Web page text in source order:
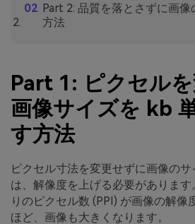
Part 2: 品質を落とさずに画
方法
Part 1: ピクセル
画像サイズを kb
す方法
ピクセル寸法を変更せずに画像の
は、解像度を上げる必要がありま
りのピクセル数 (PPI) が画像の解像
ほど、画像も大きくなります。